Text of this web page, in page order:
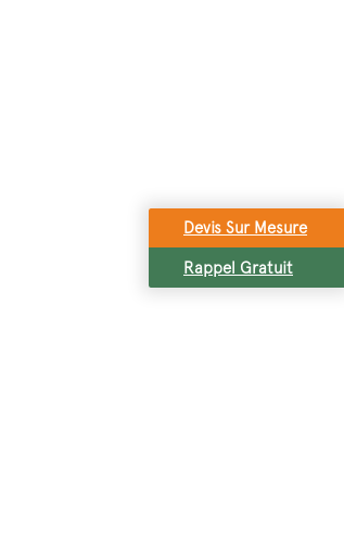
Devis Sur Mesure
Rappel Gratuit